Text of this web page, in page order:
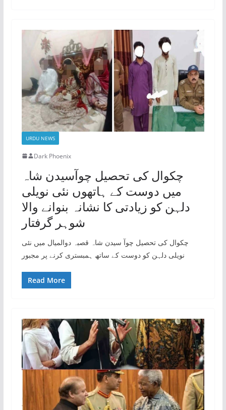
URDU NEWS
Dark Phoenix
چکوال کی تحصیل چوآسیدن شاہ
میں دوست کے ہاتھوں نئی نویلی
دلہن کو زیادتی کا نشانہ بنوانے والا
شوہر گرفتار
چکوال کی تحصیل چوآ سیدن شاہ قصبہ دوالمیال میں نئی
نویلی دلہن کو دوست کے ساتھ ہمبستری کرنے پر مجبور
Read More